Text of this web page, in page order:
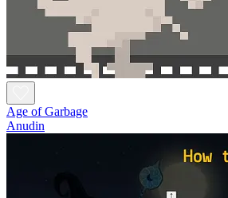
Age of Garbage
Anudin